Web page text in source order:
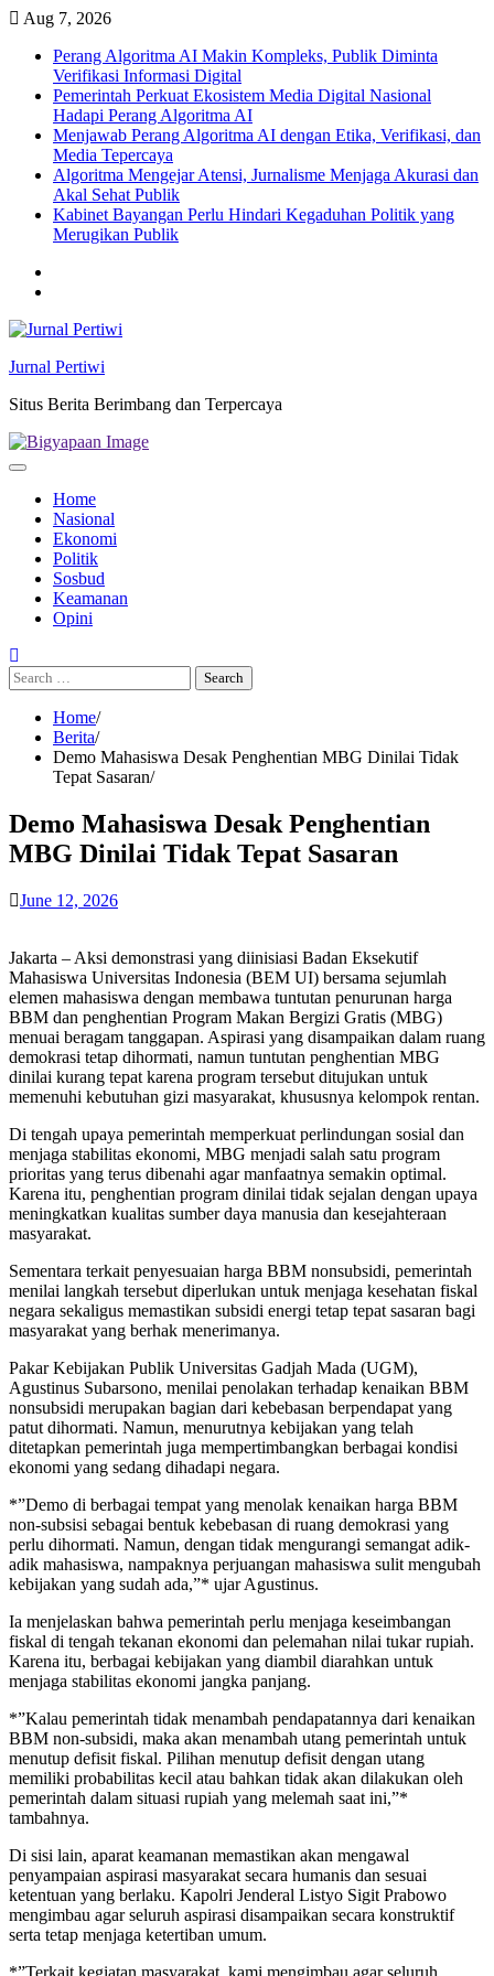
Skip
content
Aug 7, 2026
Perang Algoritma AI Makin Kompleks, Publik Diminta
Verifikasi Informasi Digital
Pemerintah Perkuat Ekosistem Media Digital Nasional
Hadapi Perang Algoritma AI
Menjawab Perang Algoritma AI dengan Etika, Verifikasi, dan
Media Tepercaya
Algoritma Mengejar Atensi, Jurnalisme Menjaga Akurasi dan
Akal Sehat Publik
Kabinet Bayangan Perlu Hindari Kegaduhan Politik yang
Merugikan Publik
Jurnal Pertiwi
Situs Berita Berimbang dan Terpercaya
Home
Nasional
Ekonomi
Politik
Sosbud
Keamanan
Opini
Search
for:
Home
Berita
Demo Mahasiswa Desak Penghentian MBG Dinilai Tidak
Tepat Sasaran
Demo Mahasiswa Desak Penghentian
MBG Dinilai Tidak Tepat Sasaran
June 12, 2026
Jakarta – Aksi demonstrasi yang diinisiasi Badan Eksekutif
Mahasiswa Universitas Indonesia (BEM UI) bersama sejumlah
elemen mahasiswa dengan membawa tuntutan penurunan harga
BBM dan penghentian Program Makan Bergizi Gratis (MBG)
menuai beragam tanggapan. Aspirasi yang disampaikan dalam ruang
demokrasi tetap dihormati, namun tuntutan penghentian MBG
dinilai kurang tepat karena program tersebut ditujukan untuk
memenuhi kebutuhan gizi masyarakat, khususnya kelompok rentan.
Di tengah upaya pemerintah memperkuat perlindungan sosial dan
menjaga stabilitas ekonomi, MBG menjadi salah satu program
prioritas yang terus dibenahi agar manfaatnya semakin optimal.
Karena itu, penghentian program dinilai tidak sejalan dengan upaya
meningkatkan kualitas sumber daya manusia dan kesejahteraan
masyarakat.
Sementara terkait penyesuaian harga BBM nonsubsidi, pemerintah
menilai langkah tersebut diperlukan untuk menjaga kesehatan fiskal
negara sekaligus memastikan subsidi energi tetap tepat sasaran bagi
masyarakat yang berhak menerimanya.
Pakar Kebijakan Publik Universitas Gadjah Mada (UGM),
Agustinus Subarsono, menilai penolakan terhadap kenaikan BBM
nonsubsidi merupakan bagian dari kebebasan berpendapat yang
patut dihormati. Namun, menurutnya kebijakan yang telah
ditetapkan pemerintah juga mempertimbangkan berbagai kondisi
ekonomi yang sedang dihadapi negara.
*”Demo di berbagai tempat yang menolak kenaikan harga BBM
non-subsisi sebagai bentuk kebebasan di ruang demokrasi yang
perlu dihormati. Namun, dengan tidak mengurangi semangat adik-
adik mahasiswa, nampaknya perjuangan mahasiswa sulit mengubah
kebijakan yang sudah ada,”* ujar Agustinus.
Ia menjelaskan bahwa pemerintah perlu menjaga keseimbangan
fiskal di tengah tekanan ekonomi dan pelemahan nilai tukar rupiah.
Karena itu, berbagai kebijakan yang diambil diarahkan untuk
menjaga stabilitas ekonomi jangka panjang.
*”Kalau pemerintah tidak menambah pendapatannya dari kenaikan
BBM non-subsidi, maka akan menambah utang pemerintah untuk
menutup defisit fiskal. Pilihan menutup defisit dengan utang
memiliki probabilitas kecil atau bahkan tidak akan dilakukan oleh
pemerintah dalam situasi rupiah yang melemah saat ini,”*
tambahnya.
Di sisi lain, aparat keamanan memastikan akan mengawal
penyampaian aspirasi masyarakat secara humanis dan sesuai
ketentuan yang berlaku. Kapolri Jenderal Listyo Sigit Prabowo
mengimbau agar seluruh aspirasi disampaikan secara konstruktif
serta tetap menjaga ketertiban umum.
*”Terkait kegiatan masyarakat, kami mengimbau agar seluruh